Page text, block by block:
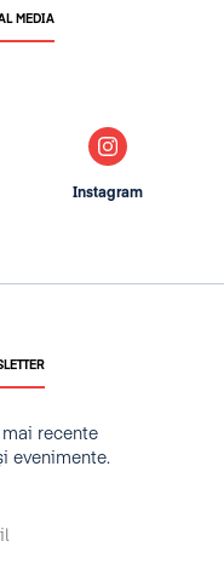
recente
evenimente.
MEDIA
Instagram